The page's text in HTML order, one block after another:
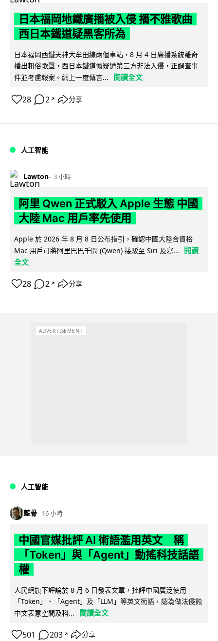
日本福岡地鐵廣播被入侵 播不雅歌曲
西日本鐵道疑黑客所為
日本福岡西鐵天神大牟田線兩個車站，8 月 4 日廣播系統離奇
播出粗俗歌聲，西日本鐵道懷疑遭第三方非法入侵，正調查事
件並考慮報案。網上一度傳言...
閱讀全文
28 2 ↗ 分享
人工智能
Lawton 3 小時
阿里 Qwen 正式駁入 Apple 生態 中國
大陸 Mac 用戶率先使用
Apple 於 2026 年 8 月 8 日公布指引，確認中國大陸合資格
Mac 用戶可將阿里巴巴千問 (Qwen) 接駁至 Siri 及寫...
閱讀
全文
28 2 ↗ 分享
ADVERTISEMENT
人工智能
藍骨 16 小時
中國官媒批評 AI 術語濫用英文 稱
「Token」與「Agent」動搖科技話語
權
人民網旗下評論於 8 月 6 日發表文章，批評中國廣泛使用
「Token」、「Agent」及「LLM」等英文術語，認為做法侵蝕
中文表意空間及科...
閱讀全文
501 203 ↗ 分享